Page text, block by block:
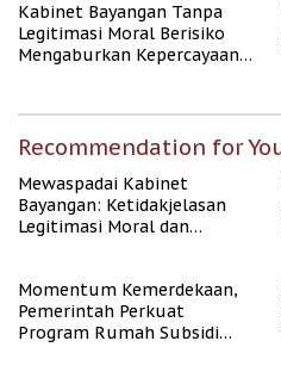
Kabinet Bayangan Tanpa
Legitimasi Moral Berisiko
Mengaburkan Kepercayaan
Recommendation for
Mewaspadai Kabinet
Bayangan: Ketidakjelasan
Legitimasi Moral dan
Momentum Kemerdekaan,
Pemerintah Perkuat
Program Rumah Subsidi